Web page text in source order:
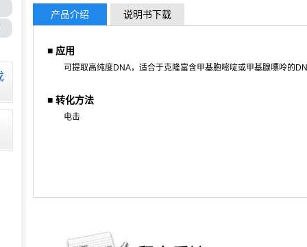
产品介绍 说明书下载
■ 应用
可提取高纯度DNA，适合于克隆富含甲基胞嘧啶或甲基腺嘌呤的
■ 转化方法
电击